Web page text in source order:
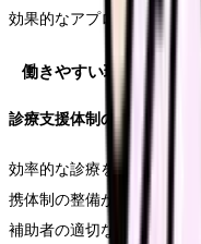
効果的なアプローチについ
働きやすい環境づくり
診療支援体制の確立
効率的な診療を実現するた
携体制の整備が重要です。
補助者の適切な配置により